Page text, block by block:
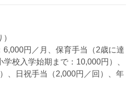
6,000円／月、保育手当（2歳に達
校入学始期まで：10,000円）、
、日祝手当（2,000円／回）、年